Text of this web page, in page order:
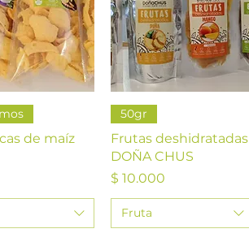
rápida
de maíz
50gr
Frutas deshidratadas
DOÑA CHUS
Precio
$ 10.000
Fruta